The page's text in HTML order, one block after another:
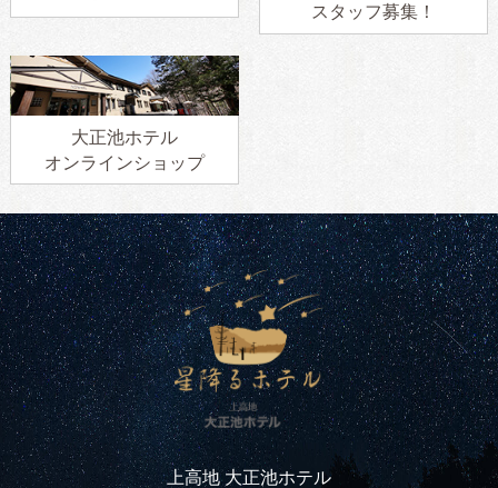
スタッフ募集！
大正池ホテル
オンラインショップ
上高地 大正池ホテル